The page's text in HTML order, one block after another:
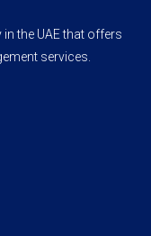
the UAE that offers
services.